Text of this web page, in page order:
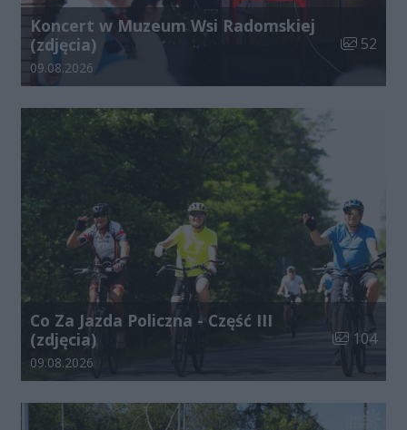
Koncert w Muzeum Wsi Radomskiej
(zdjęcia)
Liczba
52
Data dodania galerii:
09.08.2026
Co Za Jazda Policzna - Część III
(zdjęcia)
Liczba
104
Data dodania galerii:
09.08.2026